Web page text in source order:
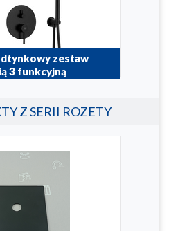
zestaw
3 funkcyjną
Z SERII ROZETY